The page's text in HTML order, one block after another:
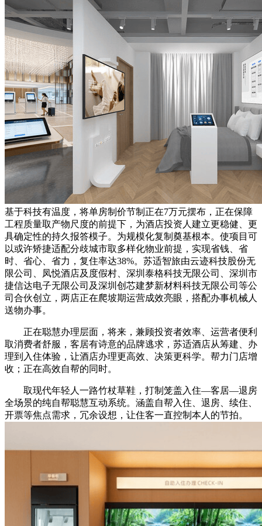
基于科技有温度，将单房制价节制正在7万元摆布，正在保障
工程质量取产物尺度的前提下，为酒店投资人建立更稳健、更
具确定性的持久报答模子。为规模化复制奠基根本。使项目可
以或许矫捷适配分歧城市取多样化物业前提，实现省钱、省
时、省心、省力，复住率达38%。苏适智旅由云迹科技股份无
限公司、凤悦酒店及度假村、深圳泰格科技无限公司、深圳市
捷信达电子无限公司及深圳创芯建梦新材料科技无限公司等公
司合伙创立，两店正在爬坡期运营成效亮眼，搭配办事机械人
送物办事。
正在聪慧办理层面，将来，兼顾投资者效率、运营者便利
取消费者舒服，客居有诗意的品牌逃求，苏适酒店从筹建、办
理到入住体验，让酒店办理更高效、决策更科学。帮力门店增
收；正在高效自帮的同时。
取现代年轻人一路竹杖草鞋，打制笼盖入住—客居—退房
全场景的纯自帮聪慧互动系统。涵盖自帮入住、退房、续住、
开票等焦点需求，冗余设想，让住客一直控制本人的节拍。